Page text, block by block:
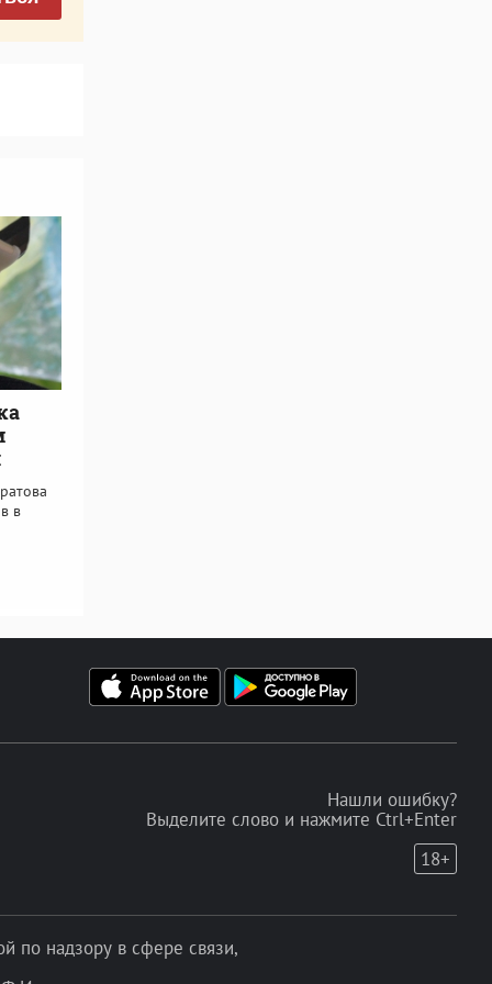
в
Нашли ошибку?
Выделите слово и нажмите Ctrl+Enter
18+
по надзору в сфере связи,